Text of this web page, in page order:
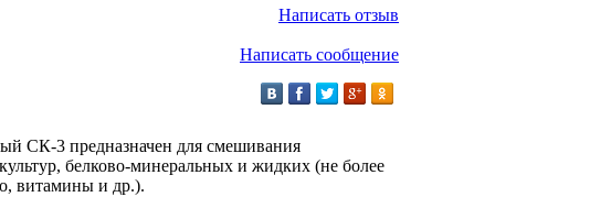
Написать отзыв
Написать сообщение
СК-3 предназначен для смешивания
белково-минеральных и жидких (не более
витамины и др.).